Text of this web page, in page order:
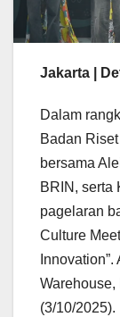
Jakarta |
Dalam
Badan
bersama
BRIN, serta
pagelaran
Culture
Warehouse,
(3/10/2025).